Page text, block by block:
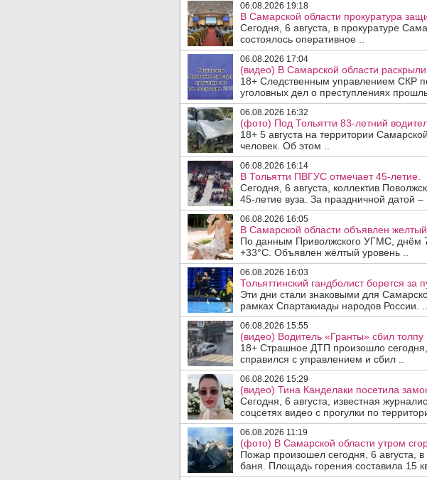
06.08.2026 19:18
В Самарской области прокуратура
Сегодня, 6 августа, в прокуратуре
состоялось оперативное ..
06.08.2026 17:04
(видео) В Самарской области
18+ Следственным управлением СКР
уголовных дел о преступлениях
06.08.2026 16:32
(фото) Под Тольятти 83-летний
18+ 5 августа на территории
человек. Об этом ..
06.08.2026 16:14
В Тольятти ПВГУС отмечает 45-летие.
Сегодня, 6 августа, коллектив
45-летие вуза. За праздничной датой –
06.08.2026 16:05
В Самарской области объявлен
По данным Приволжского УГМС, днём
+33°C. Объявлен жёлтый уровень ..
06.08.2026 16:03
Тольяттинский гандболист борется за
Эти дни стали знаковыми для
рамках Спартакиады народов России. ..
06.08.2026 15:55
(видео) Водитель «Гранты» сбил толпу
18+ Страшное ДТП произошло
справился с управлением и сбил ..
06.08.2026 15:29
(видео) Тина Канделаки посетила
Сегодня, 6 августа, известная
соцсетях видео с прогулки по
06.08.2026 11:19
(фото) В Самарской области утром
Пожар произошел сегодня, 6 августа,
баня. Площадь горения составила 15